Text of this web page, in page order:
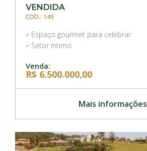
VENDIDA
COD.: 149
Espaço gourmet para celebrar
Setor íntimo
Venda:
R$ 6.500.000,00
Mais informações